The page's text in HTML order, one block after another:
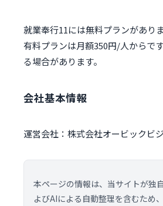
就業奉行11には無料プランがあり
有料プランは月額350円/人からで
る場合があります。
会社基本情報
運営会社：株式会社オービックビ
本ページの情報は、当サイトが独
よびAIによる自動整理を含むため